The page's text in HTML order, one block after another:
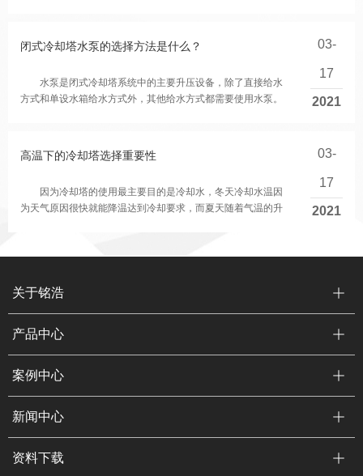
闭式冷却塔水泵的选择方法是什么？
水泵是闭式冷却塔系统中的主要升压设备，除了直接给水
方式和单设水箱给水方式外，其他给水方式都需要使用水泵。
03-
17
2021
高温下的冷却塔选择重要性
因为冷却塔的使用最主要目的是冷却水，冬天冷却水温因
为天气原因很快就能降温达到冷却要求，而夏天随着气温的升
03-
17
2021
关于铭浩
产品中心
案例中心
新闻中心
资料下载